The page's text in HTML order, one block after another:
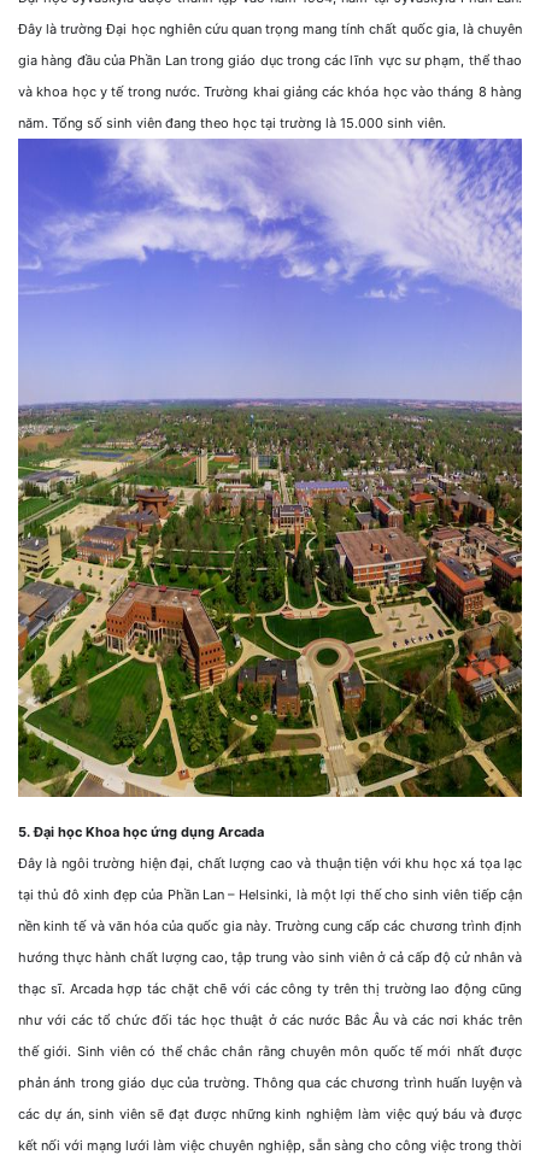
Đây là trường Đại học nghiên cứu quan trọng mang tính chất quốc gia, là chuyên
gia hàng đầu của Phần Lan trong giáo dục trong các lĩnh vực sư phạm, thể thao
và khoa học y tế trong nước. Trường khai giảng các khóa học vào tháng 8 hàng
năm. Tổng số sinh viên đang theo học tại trường là 15.000 sinh viên.
5. Đại học Khoa học ứng dụng Arcada
Đây là ngôi trường hiện đại, chất lượng cao và thuận tiện với khu học xá tọa lạc
tại thủ đô xinh đẹp của Phần Lan – Helsinki, là một lợi thế cho sinh viên tiếp cận
nền kinh tế và văn hóa của quốc gia này. Trường cung cấp các chương trình định
hướng thực hành chất lượng cao, tập trung vào sinh viên ở cả cấp độ cử nhân và
thạc sĩ. Arcada hợp tác chặt chẽ với các công ty trên thị trường lao động cũng
như với các tổ chức đối tác học thuật ở các nước Bắc Âu và các nơi khác trên
thế giới. Sinh viên có thể chắc chắn rằng chuyên môn quốc tế mới nhất được
phản ánh trong giáo dục của trường. Thông qua các chương trình huấn luyện và
các dự án, sinh viên sẽ đạt được những kinh nghiệm làm việc quý báu và được
kết nối với mạng lưới làm việc chuyên nghiệp, sẵn sàng cho công việc trong thời